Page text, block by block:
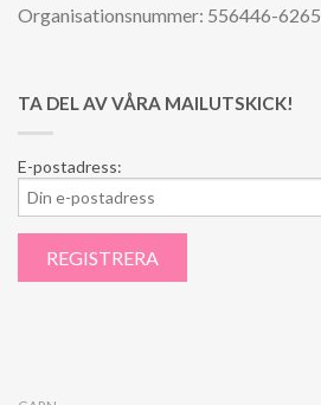
Organisationsnummer: 556446-6265
TA DEL AV VÅRA MAILUTSKICK!
E-postadress: